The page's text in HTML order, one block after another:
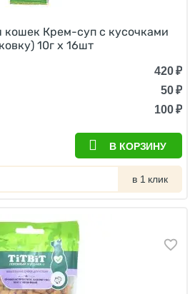
кошек Крем-суп с кусочками
10г х 16шт
420₽
50₽
100₽
В КОРЗИНУ
в 1 клик